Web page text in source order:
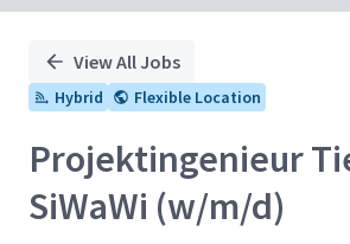
View All Jobs
Hybrid Flexible Location
Projektingenieur
SiWaWi (w/m/d)